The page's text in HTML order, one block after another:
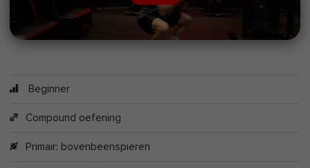
Beginner
Compound oefening
Primair: bovenbeenspieren